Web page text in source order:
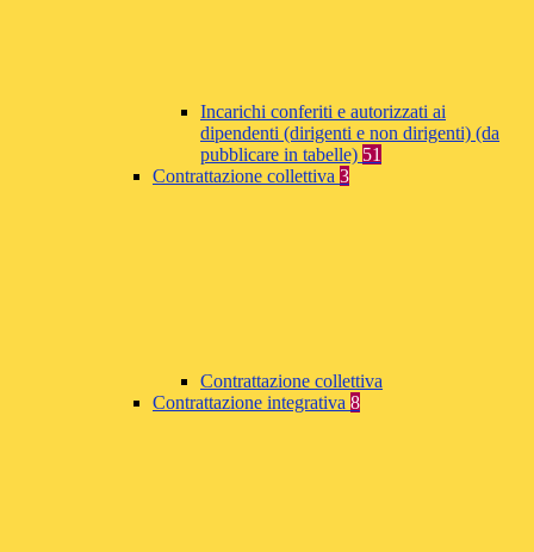
Incarichi conferiti e autorizzati ai
dipendenti (dirigenti e non dirigenti) (da
pubblicare in tabelle) 51
Contrattazione collettiva 3
Contrattazione collettiva
Contrattazione integrativa 8